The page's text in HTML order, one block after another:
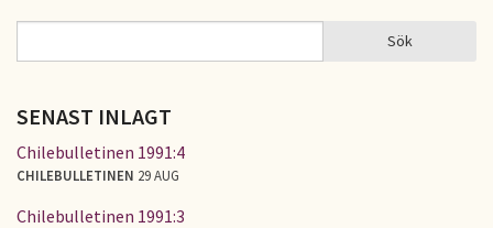
SÖKFORMULÄR Sök
SENAST INLAGT
Chilebulletinen 1991:4
CHILEBULLETINEN 29 AUG
Chilebulletinen 1991:3